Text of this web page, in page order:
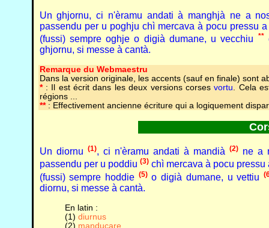
Un ghjornu, ci n'èramu andati à manghjà ne a
passendu per u poghju chì mercava à pocu pressu
(fussi) sempre oghje o digià dumane, u vecchiu
**
ghjornu, si messe à cantà.
Remarque du Webmaestru
Dans la version originale, les accents (sauf en finale) sont
*: Il est écrit dans les deux versions corsesvortu. Cela
régions ...
**: Effectivement ancienne écriture qui a logiquement
Un diornu (1), ci n'èramu andati à mandià (2)ne a
passendu per u poddiu (3)chì mercava à pocu pressu
(fussi) sempre hoddie (5)o digià dumane, u vettiu
diornu, si messe à cantà.
En latin :
(1) diurnus
(2) manducare